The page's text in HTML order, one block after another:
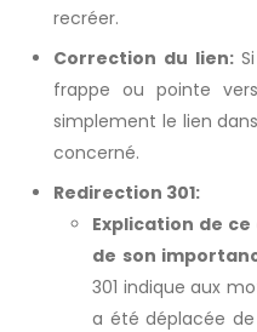
recréer.
Correction du lien:
frappe ou pointe
simplement le lien
concerné.
Redirection 301:
Explication de
de son
301 indique aux
a été déplacée